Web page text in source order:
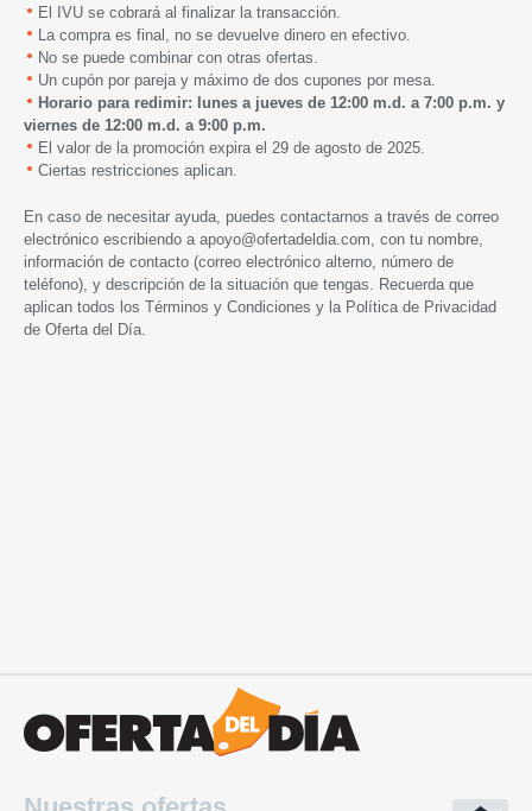
El IVU se cobrará al finalizar la transacción.
La compra es final, no se devuelve dinero en efectivo.
No se puede combinar con otras ofertas.
Un cupón por pareja y máximo de dos cupones por mesa.
Horario para redimir: lunes a jueves de 12:00 m.d. a 7:00 p.m. y
viernes de 12:00 m.d. a 9:00 p.m.
El valor de la promoción expira el 29 de agosto de 2025.
Ciertas restricciones aplican.
En caso de necesitar ayuda, puedes contactarnos a través de correo
electrónico escribiendo a apoyo@ofertadeldia.com , con tu nombre,
información de contacto (correo electrónico alterno, número de
teléfono), y descripción de la situación que tengas. Recuerda que
aplican todos los Términos y Condiciones y la Política de Privacidad
de Oferta del Día.